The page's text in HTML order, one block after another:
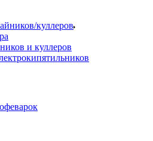
куллеров
и куллеров